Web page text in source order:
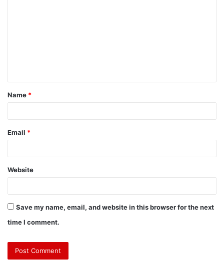
Name *
Email *
Website
Save my name, email, and website in this browser for the next
time I comment.